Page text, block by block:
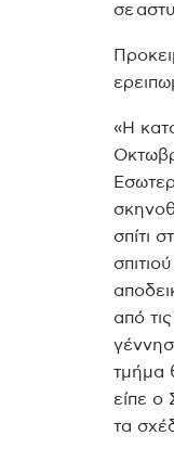
σε
«Η
σπίτι
από
τμήμα
είπε ο
τα